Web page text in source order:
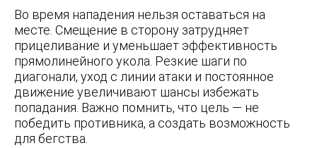
Во время нападения нельзя оставаться на
месте. Смещение в сторону затрудняет
прицеливание и уменьшает эффективность
прямолинейного укола. Резкие шаги по
диагонали, уход с линии атаки и постоянное
движение увеличивают шансы избежать
попадания. Важно помнить, что цель — не
победить противника, а создать возможность
для бегства.